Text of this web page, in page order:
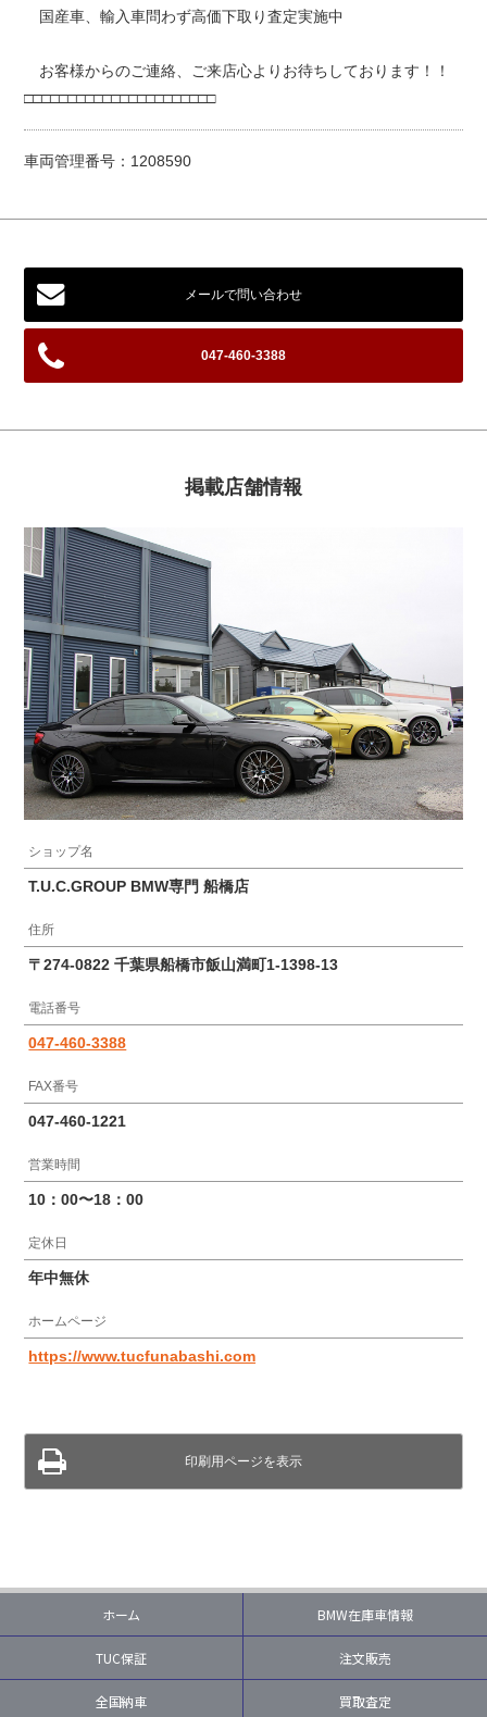
国産車、輸入車問わず高価下取り査定実施中
お客様からのご連絡、ご来店心よりお待ちしております！！
□□□□□□□□□□□□□□□□□□□□□□
車両管理番号：1208590
メールで問い合わせ
047-460-3388
掲載店舗情報
ショップ名
T.U.C.GROUP BMW専門 船橋店
住所
〒274-0822 千葉県船橋市飯山満町1-1398-13
電話番号
047-460-3388
FAX番号
047-460-1221
営業時間
10：00〜18：00
定休日
年中無休
ホームページ
https://www.tucfunabashi.com
印刷用ページを表示
ホーム BMW在庫車情報
TUC保証 注文販売
全国納車 買取査定